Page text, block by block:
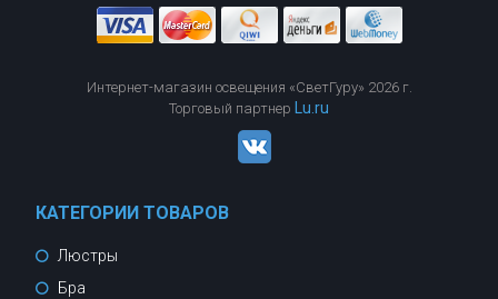
Интернет-магазин освещения «СветГуру» 2026 г.
Торговый партнер Lu.ru
КАТЕГОРИИ ТОВАРОВ
Люстры
Бра